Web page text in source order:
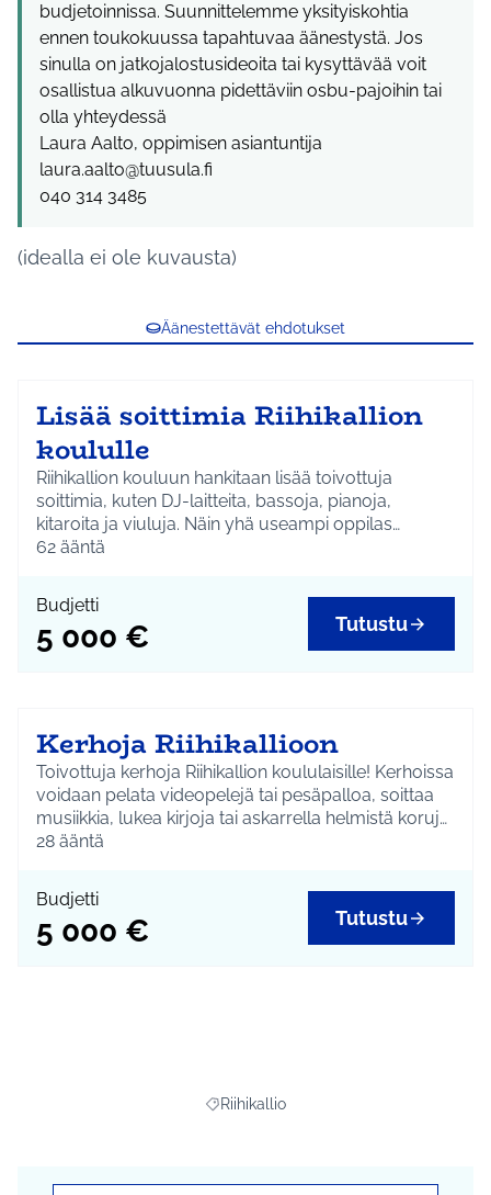
budjetoinnissa. Suunnittelemme yksityiskohtia
ennen toukokuussa tapahtuvaa äänestystä. Jos
sinulla on jatkojalostusideoita tai kysyttävää voit
osallistua alkuvuonna pidettäviin osbu-pajoihin tai
olla yhteydessä
Laura Aalto, oppimisen asiantuntija
laura.aalto@tuusula.fi
040 314 3485
(idealla ei ole kuvausta)
Äänestettävät ehdotukset
Lisää soittimia Riihikallion
koululle
Riihikallion kouluun hankitaan lisää toivottuja
soittimia, kuten DJ-laitteita, bassoja, pianoja,
kitaroita ja viuluja. Näin yhä useampi oppilas
pääsee kokeilemaan musiikin tekemistä ja
Kustannus on 5 000 euroa. Rahalla hankittavat
soittimet valitaan yhdessä oppilaiden kanssa.
62 ääntä
Budjetti
5 000 € Tutustu
Kerhoja Riihikallioon
Toivottuja kerhoja Riihikallion koululaisille! Kerhoissa
voidaan pelata videopelejä tai pesäpalloa, soittaa
musiikkia, lukea kirjoja tai askarrella helmistä koruja.
lukuvuoden kestävää kerhoa. Kustannukset
koostuvat ohjauskuluista. Toteutettavat kerhot
valitaan yhdessä oppilaiden kanssa.
28 ääntä
Budjetti
5 000 € Tutustu
Rajaa tulokset teeman mukaan:
Riihikallio